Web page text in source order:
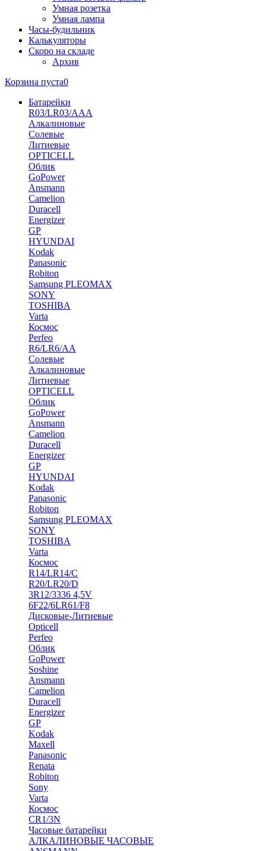
Умная розетка
Умная лампа
Часы-будильник
Калькуляторы
Скоро на складе
Архив
Корзина пуста0
Батарейки
R03/LR03/AAA
Алкалиновые
Солевые
Литиевые
OPTICELL
Облик
GoPower
Ansmann
Camelion
Duracell
Energizer
GP
HYUNDAI
Kodak
Panasonic
Robiton
Samsung PLEOMAX
SONY
TOSHIBA
Varta
Космос
Perfeo
R6/LR6/AA
Солевые
Алкалиновые
Литиевые
OPTICELL
Облик
GoPower
Ansmann
Camelion
Duracell
Energizer
GP
HYUNDAI
Kodak
Panasonic
Robiton
Samsung PLEOMAX
SONY
TOSHIBA
Varta
Космос
R14/LR14/C
R20/LR20/D
3R12/3336 4,5V
6F22/6LR61/F8
Дисковые-Литиевые
Opticell
Perfeo
Облик
GoPower
Soshine
Ansmann
Camelion
Duracell
Energizer
GP
Kodak
Maxell
Panasonic
Renata
Robiton
Sony
Varta
Космос
CR1/3N
Часовые батарейки
АЛКАЛИНОВЫЕ ЧАСОВЫЕ